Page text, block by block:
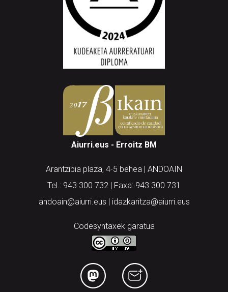
Aiurri.eus - Erroitz BM
Arantzibia plaza, 4-5 behea | ANDOAIN
Tel.: 943 300 732 | Faxa: 943 300 731
andoain@aiurri.eus | idazkaritza@aiurri.eus
Codesyntaxek garatua